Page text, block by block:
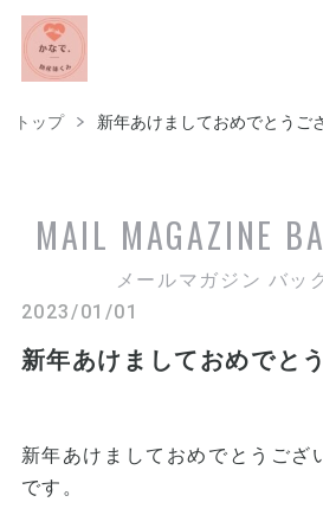
トップ 新年あけましておめでとうご
MAIL MAGAZINE
メールマガジン バッ
2023/01/01
新年あけましておめでと
新年あけましておめでとうご
です。